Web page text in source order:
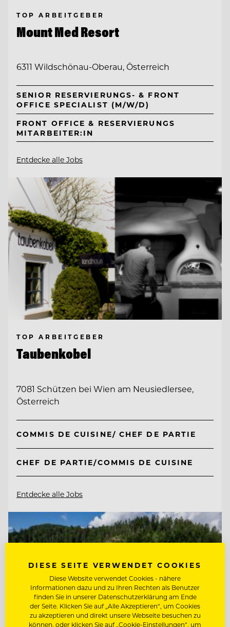
TOP ARBEITGEBER
Mount Med Resort
6311 Wildschönau-Oberau, Österreich
SENIOR RESERVIERUNGS- & FRONT
OFFICE SPECIALIST (M/W/D)
FRONT OFFICE & RESERVIERUNGS
MITARBEITER:IN
Entdecke alle Jobs
TOP ARBEITGEBER
Taubenkobel
7081 Schützen bei Wien am Neusiedlersee,
Österreich
COMMIS DE CUISINE/ CHEF DE PARTIE
CHEF DE PARTIE/COMMIS DE CUISINE
Entdecke alle Jobs
DIESE SEITE VERWENDET COOKIES
Diese Website verwendet Cookies - nähere
Informationen dazu und zu Ihren Rechten als Benutzer
finden Sie in unserer Datenschutzerklärung am Ende
der Seite. Klicken Sie auf „Alle Akzeptieren“, um Cookies
zu akzeptieren und direkt unsere Webseite besuchen zu
können, oder klicken Sie auf „Cookie-Einstellungen“, um